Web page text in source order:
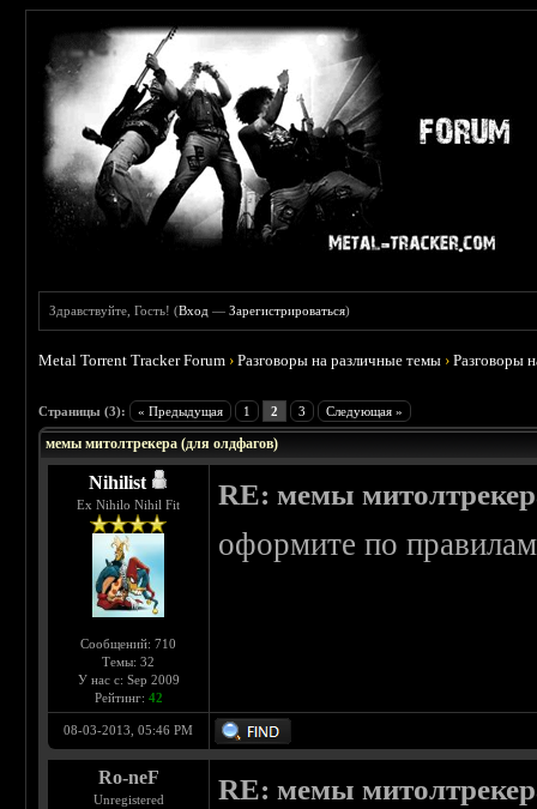
Здравствуйте, Гость! (Вход —Зарегистрироваться)
Metal Torrent Tracker Forum ›Разговоры на различные темы ›Разговоры
Страницы (3): « Предыдущая 1 2 3 Следующая »
мемы митолтрекера (для олдфагов)
Nihilist
Ex Nihilo Nihil Fit
Сообщений: 710
Темы: 32
У нас с: Sep 2009
Рейтинг: 42
RE: мемы
оформите по
08-03-2013, 05:46 PM
Ro-neF
Unregistered RE: мемы